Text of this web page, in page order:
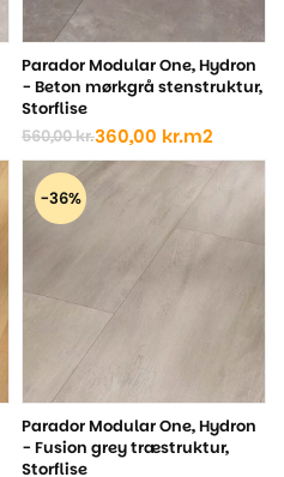
Parador Modular One, Hydron
- Beton mørkgrå stenstruktur,
Storflise
560,00kr.
Den
oprindelige
pris
var:
560,00 kr..
360,00 kr.
Den
aktuelle
pris
er:
360,00 kr..
m2
-36%
Parador Modular One, Hydron
- Fusion grey træstruktur,
Storflise